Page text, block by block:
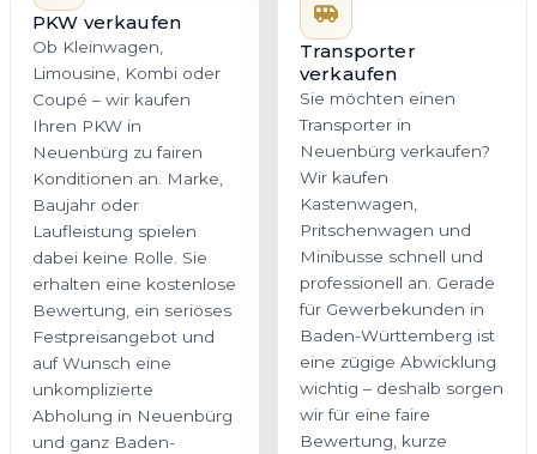
PKW verkaufen
Ob Kleinwagen,
Limousine, Kombi oder
Coupé – wir kaufen
Ihren PKW in
Neuenbürg zu fairen
Konditionen an. Marke,
Baujahr oder
Laufleistung spielen
dabei keine Rolle. Sie
erhalten eine kostenlose
Bewertung, ein seriöses
Festpreisangebot und
auf Wunsch eine
unkomplizierte
Abholung in Neuenbürg
und ganz Baden-
Transporter
verkaufen
Sie möchten einen
Transporter in
Neuenbürg verkaufen?
Wir kaufen
Kastenwagen,
Pritschenwagen und
Minibusse schnell und
professionell an. Gerade
für Gewerbekunden in
Baden-Württemberg ist
eine zügige Abwicklung
wichtig – deshalb sorgen
wir für eine faire
Bewertung, kurze